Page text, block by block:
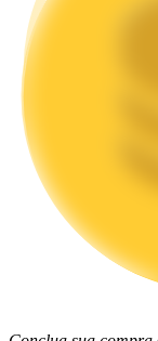
Staking flexível